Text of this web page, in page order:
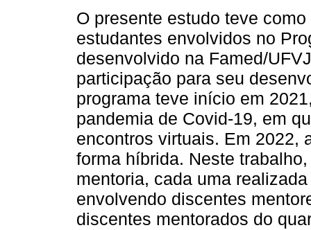
O presente estudo teve
estudantes envolvidos no
desenvolvido na Famed/
participação para seu
programa teve início em
pandemia de Covid-19, em
encontros virtuais. Em 2022,
forma híbrida. Neste
mentoria, cada uma
envolvendo discentes
discentes mentorados do